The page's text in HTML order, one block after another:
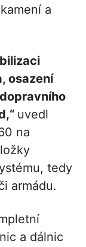
a
osazení
uvedl
na
tedy
armádu.
a dálnic